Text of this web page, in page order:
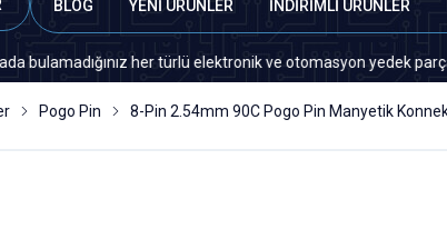
BLOG YENİ ÜRÜNLER İNDİRİMLİ ÜRÜNLER
her türlü elektronik ve otomasyon yedek parça için
Pogo Pin 8-Pin 2.54mm 90C Pogo Pin Manyetik